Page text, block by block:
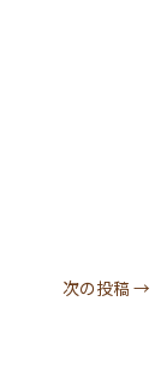
次の投稿 →